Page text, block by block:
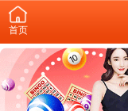
首页